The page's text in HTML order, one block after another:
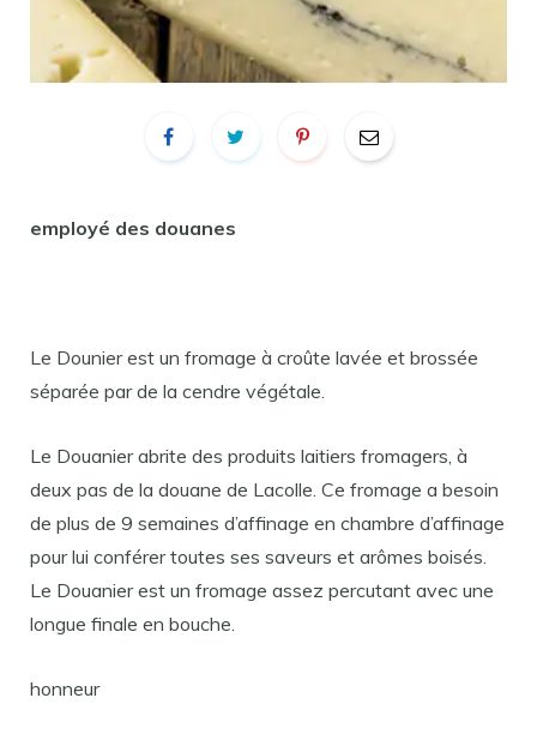
employé des douanes
Le Dounier est un fromage à croûte lavée et brossée
séparée par de la cendre végétale.
Le Douanier abrite des produits laitiers fromagers, à
deux pas de la douane de Lacolle. Ce fromage a besoin
de plus de 9 semaines d’affinage en chambre d’affinage
pour lui conférer toutes ses saveurs et arômes boisés.
Le Douanier est un fromage assez percutant avec une
longue finale en bouche.
honneur